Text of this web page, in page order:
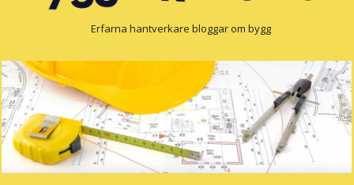
Erfarna hantverkare bloggar om bygg